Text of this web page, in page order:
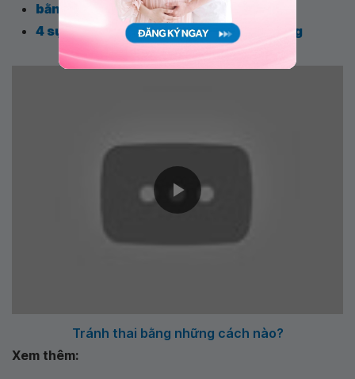
bằng miệng
4 sự thật về quan hệ tình dục bằng miệng
Tránh thai bằng những cách nào?
Xem thêm: